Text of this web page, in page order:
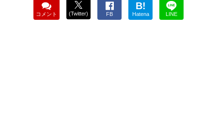
コメント (Twitter) FB
B!
Hatena LINE